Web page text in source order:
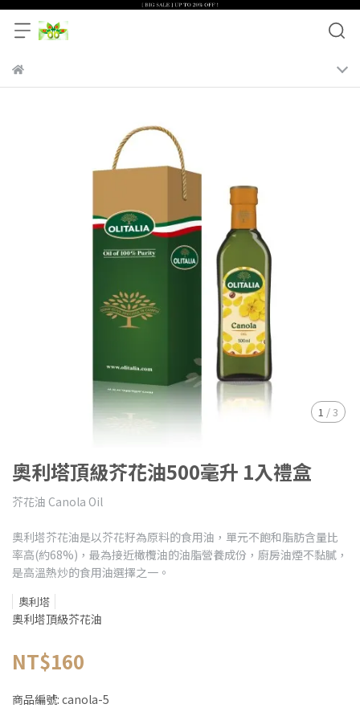
1 /3
奧利塔頂級芥花油500毫升 1入禮盒
芥花油 Canola Oil
奧利塔芥花油是以芥花籽為原料的食用油，單元不飽和脂肪含量比
率高(約68%)，最為接近橄欖油的油脂營養成份，廚房油煙不黏膩，
是高溫熱炒的食用油選擇之一。
奧利塔
奧利塔頂級芥花油
NT$160
商品編號: canola-5